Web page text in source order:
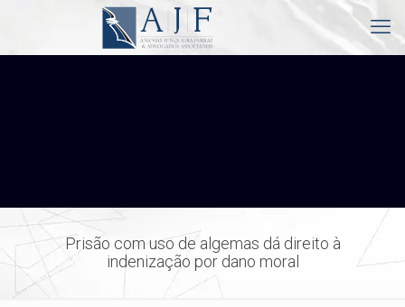
Prisão com uso de algemas dá direito à
indenização por dano moral